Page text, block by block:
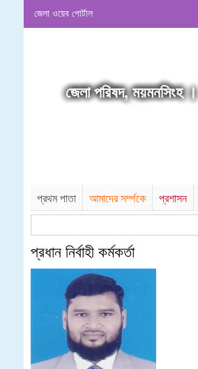
জেলা ওয়েব পোর্টাল
জেলা পরিষদ, ময়মনসিংহ ।
প্রথম পাতা আমাদের সর্ম্পকে প্রশাসন
প্রধান নির্বাহী কর্মকর্তা